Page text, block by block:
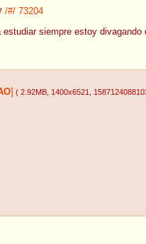
/#/ 73204
siempre estoy
] ( 2.92MB , 1400x6521 ,